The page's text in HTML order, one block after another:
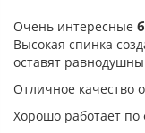
Очень интересные
Высокая спинка
оставят
Отличное качество
Хорошо работает по